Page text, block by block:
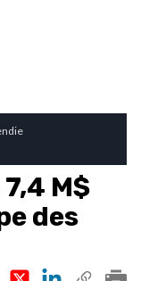
M$
des